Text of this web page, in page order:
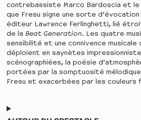
contrebassiste Marco Bardoscia et le
que Fresu signe une sorte
éditeur Lawrence Ferlinghetti, lié
de la Beat Generation. Les quatre
sensibilité et une connivence
déploient en saynètes
scénographiées, la poésie
portées par la somptuosité
Fresu et exacerbées par les couleurs